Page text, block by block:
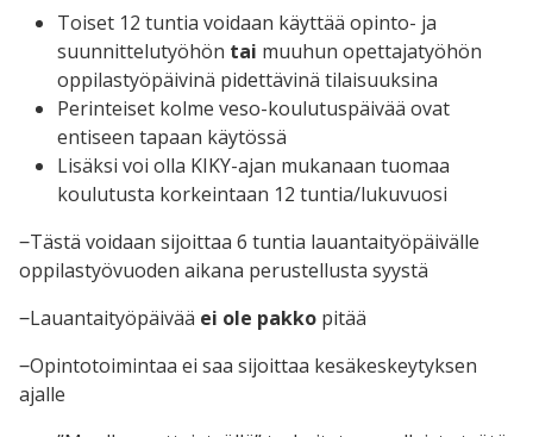
Toiset 12 tuntia voidaan käyttää opinto- ja
suunnittelutyöhön tai muuhun opettajatyöhön
oppilastyöpäivinä pidettävinä tilaisuuksina
Perinteiset kolme veso-koulutuspäivää ovat
entiseen tapaan käytössä
Lisäksi voi olla KIKY-ajan mukanaan tuomaa
koulutusta korkeintaan 12 tuntia/lukuvuosi
‒Tästä voidaan sijoittaa 6 tuntia lauantaityöpäivälle
oppilastyövuoden aikana perustellusta syystä
‒Lauantaityöpäivää ei ole pakko pitää
‒Opintotoimintaa ei saa sijoittaa kesäkeskeytyksen
ajalle